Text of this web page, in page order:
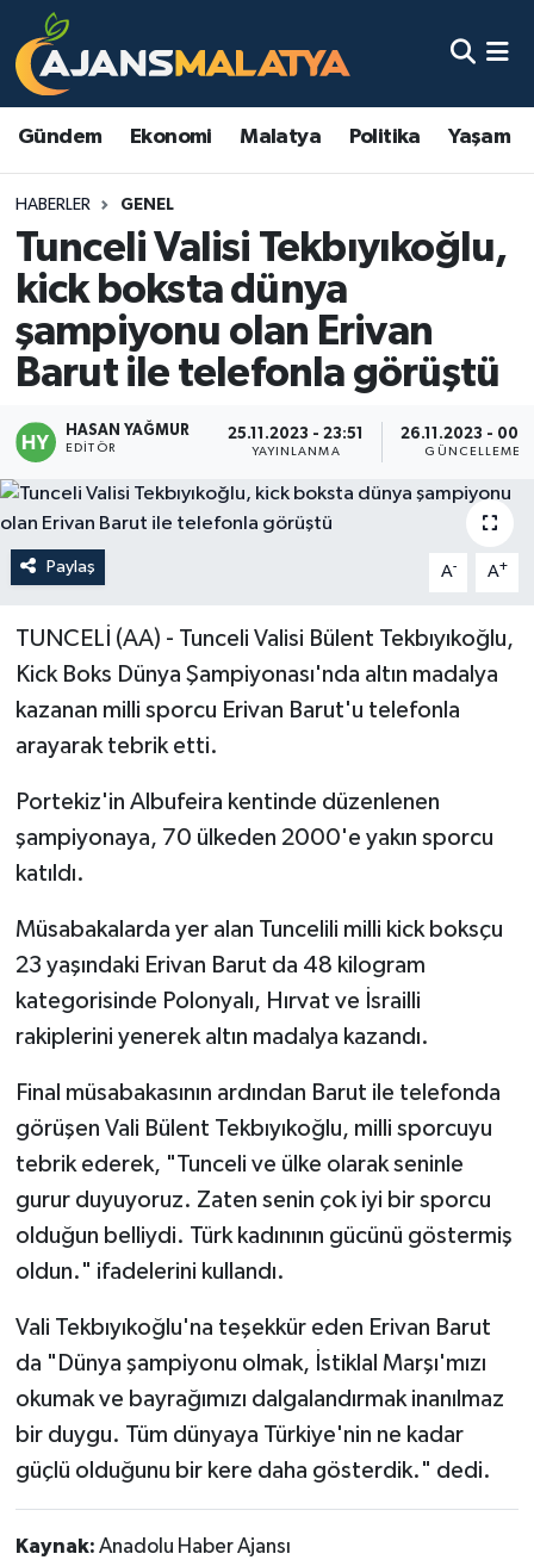
Gündem Ekonomi Malatya Politika Yaşam
HABERLER GENEL
Tunceli Valisi Tekbıyıkoğlu,
kick boksta dünya
şampiyonu olan Erivan
Barut ile telefonla görüştü
HASAN YAĞMUR
EDITÖR
25.11.2023 - 23:51
YAYINLANMA
26.11.2023 -
GÜNCELLEME
Paylaş A- A+
TUNCELİ (AA) - Tunceli Valisi Bülent Tekbıyıkoğlu,
Kick Boks Dünya Şampiyonası'nda altın madalya
kazanan milli sporcu Erivan Barut'u telefonla
arayarak tebrik etti.
Portekiz'in Albufeira kentinde düzenlenen
şampiyonaya, 70 ülkeden 2000'e yakın sporcu
katıldı.
Müsabakalarda yer alan Tuncelili milli kick boksçu
23 yaşındaki Erivan Barut da 48 kilogram
kategorisinde Polonyalı, Hırvat ve İsrailli
rakiplerini yenerek altın madalya kazandı.
Final müsabakasının ardından Barut ile telefonda
görüşen Vali Bülent Tekbıyıkoğlu, milli sporcuyu
tebrik ederek, "Tunceli ve ülke olarak seninle
gurur duyuyoruz. Zaten senin çok iyi bir sporcu
olduğun belliydi. Türk kadınının gücünü göstermiş
oldun." ifadelerini kullandı.
Vali Tekbıyıkoğlu'na teşekkür eden Erivan Barut
da "Dünya şampiyonu olmak, İstiklal Marşı'mızı
okumak ve bayrağımızı dalgalandırmak inanılmaz
bir duygu. Tüm dünyaya Türkiye'nin ne kadar
güçlü olduğunu bir kere daha gösterdik." dedi.
Kaynak: Anadolu Haber Ajansı
Asayiş
Eğitim
Ekonomi
Gündem
Kültür & Sanat
Magazin
Politika
Sağlık
Teknoloji
Malatya Nöbetçi Eczaneler
Malatya Namaz Vakitleri
Malatya Trafik Yoğunluk Haritası
TFF 3.Lig 2.Grup Puan Durumu ve Fikstür
Son Dakika Haberleri
Haber Arşivi